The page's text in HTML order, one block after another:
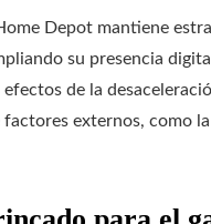
Depot mantiene
su presencia
de la
externos, como